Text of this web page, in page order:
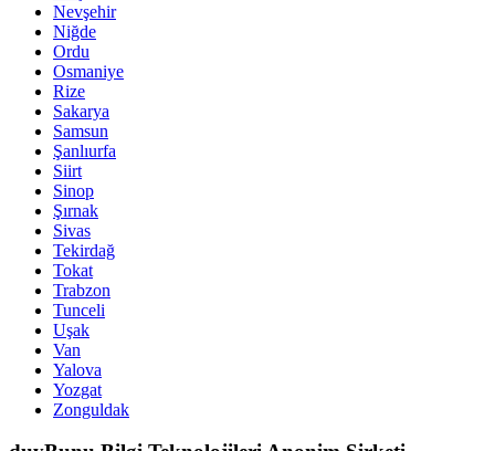
Nevşehir
Niğde
Ordu
Osmaniye
Rize
Sakarya
Samsun
Şanlıurfa
Siirt
Sinop
Şırnak
Sivas
Tekirdağ
Tokat
Trabzon
Tunceli
Uşak
Van
Yalova
Yozgat
Zonguldak